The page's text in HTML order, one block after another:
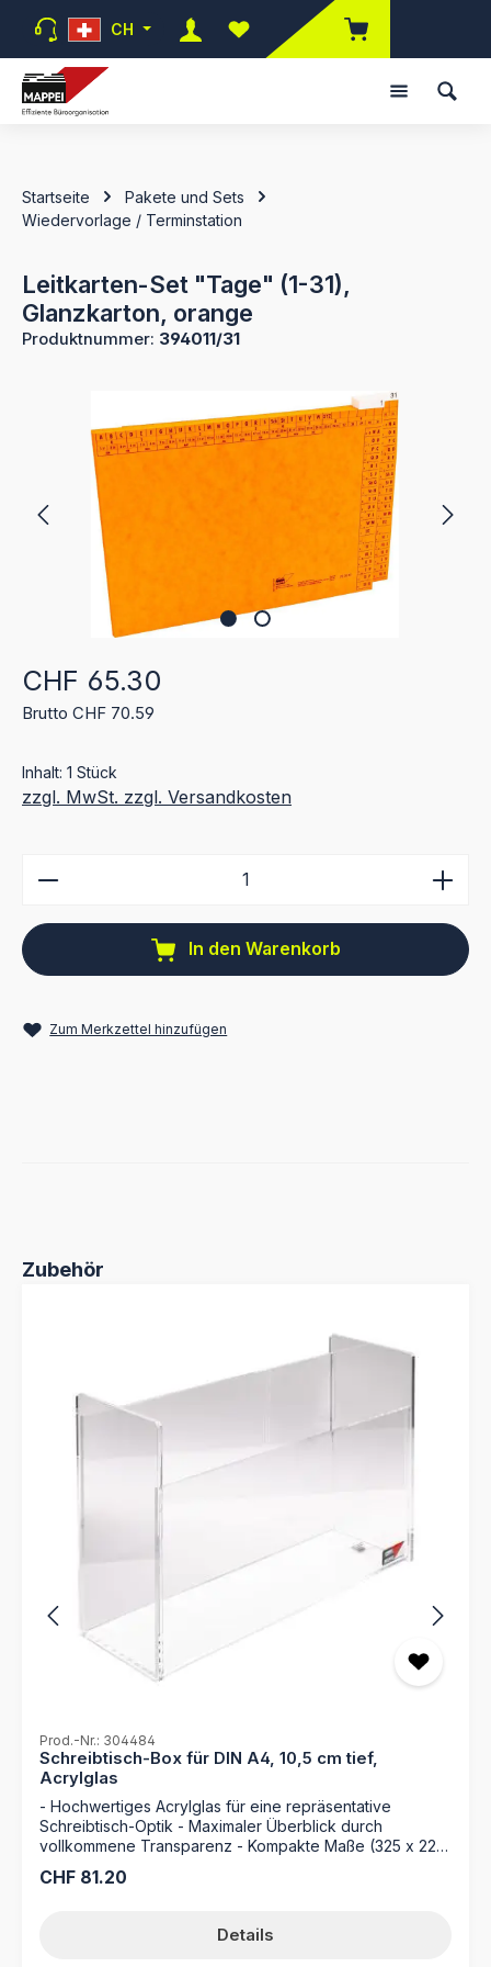
Zum Hauptinhalt springen
CH
Du hast 0 Produkte auf dem
Startseite
Pakete und Sets
Wiedervorlage / Terminstation
Leitkarten-Set "Tage" (1-31),
Glanzkarton, orange
Produktnummer: 394011/31
Regulärer Preis:
CHF 65.30
Brutto CHF 70.59
Inhalt: 1 Stück
zzgl. MwSt. zzgl. Versandkosten
Produkt Anzahl: Gib den gewünschten Wert ein
In den Warenkorb
Zum Merkzettel hinzufügen
Produktgalerie überspringen
Zubehör
Prod.-Nr.: 304484
Schreibtisch-Box für DIN A4, 10,5 cm tief,
Acrylglas
- Hochwertiges Acrylglas für eine repräsentative
Schreibtisch-Optik - Maximaler Überblick durch
vollkommene Transparenz - Kompakte Maße (325 x 220
Made in Germany Verleihen Sie Ihrem Arbeitsplatz eine
Acrylglas. Dieser Organizer im Format DIN A4 wurde
speziell für den anspruchsvollen Büroalltag entwickelt
Regulärer Preis:
CHF 81.20
Details